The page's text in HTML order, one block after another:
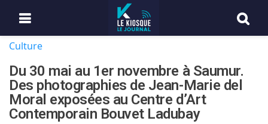
Culture
Du 30 mai au 1er novembre à Saumur.
Des photographies de Jean-Marie del
Moral exposées au Centre d’Art
Contemporain Bouvet Ladubay